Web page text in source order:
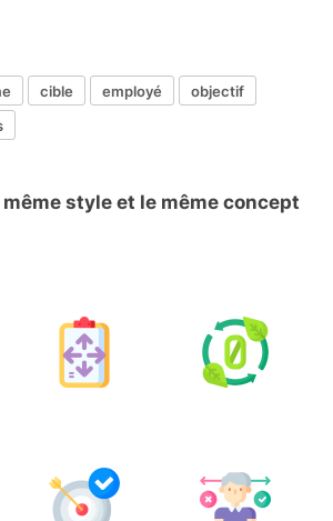
cible employé
objectif
style et le même concept